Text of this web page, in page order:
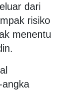
dari
risiko
menentu
angka